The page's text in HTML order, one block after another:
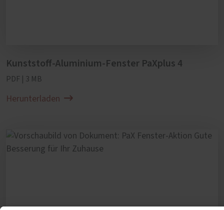
Kunststoff-Aluminium-Fenster PaXplus 4
PDF | 3 MB
Herunterladen